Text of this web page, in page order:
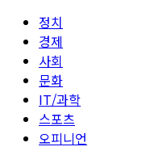
정치
경제
사회
문화
IT/과학
스포츠
오피니언